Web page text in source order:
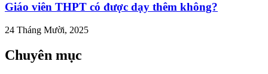
Giáo viên THPT có được dạy thêm không?
24 Tháng Mười, 2025
Chuyên mục